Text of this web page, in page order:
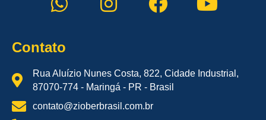
Contato
Rua Aluízio Nunes Costa, 822, Cidade Industrial,
87070-774 - Maringá - PR - Brasil
contato@zioberbrasil.com.br